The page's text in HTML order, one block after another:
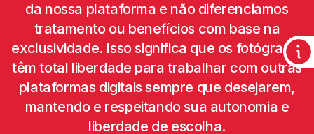
da nossa plataforma e não diferenciamos
tratamento ou benefícios com base na
exclusividade. Isso significa que os fotógrafos
têm total liberdade para trabalhar com outras
plataformas digitais sempre que desejarem,
mantendo e respeitando sua autonomia e
liberdade de escolha.